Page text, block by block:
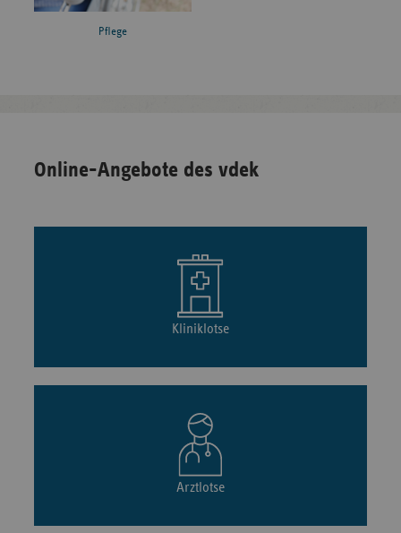
Pflege
Online-Angebote des vdek
Kliniklotse
Arztlotse